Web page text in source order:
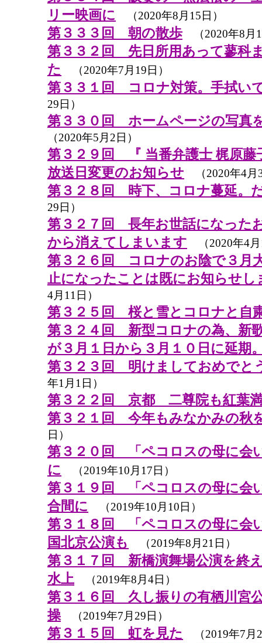
リー映画に （2020年8月15日）
第３３３回 朝の散歩 （2020年8月
第３３２回 先日所用あって蓼科
た
（2020年7月19日）
第３３１回 コロナ対策。手拭い
29日）
第３３０回 ホームページの写真
（2020年5月2日）
第３２９回 『 当番弁護士 梶原藤
放送日変更のお知らせ （2020年4月
第３２８回 時下、コロナ蔓延。
29日）
第３２７回 長年お世話になった
から消えてしまいます （2020年4月
第３２６回 コロナのお陰で３月
止になったことは既にお知らせ
4月11日）
第３２５回 桜と雪とコロナと自
第３２４回 新型コロナの為、新
が３月１日から３月１０日に延期
第３２３回 明けましておめでと
年1月1日）
第３２２回 京都 二尊院も紅葉
第３２１回 今年もみなかみの秋
日）
第３２０回 「ペコロスの母に会
に （2019年10月17日）
第３１９回 「ペコロスの母に会
合間に （2019年10月10日）
第３１８回 「ペコロスの母に会
国北京公演も
（2019年8月21日）
第３１７回 新橋演舞場公演を終
水上 （2019年8月4日）
第３１６回 久し振りの有栖川宮
操 （2019年7月29日）
第３１５回 虹を見た （2019年7月